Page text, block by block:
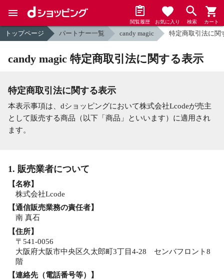
閲覧履歴 お気に入り 検索 カート
トップページ パートナー一覧 candy magic 特定商取引法に関
candy magic 特定商取引法に関する表示
特定商取引法に関する表示
本表示事項は、dショッピングにおいて株式会社Lcodeが売主
として販売する商品（以下「商品」といいます）に適用され
ます。
1. 販売業者について
【名称】
株式会社Lcode
【通信販売業務の責任者】
南 真石
【住所】
〒541-0056
大阪府大阪市中央区久太郎町3丁目4-28 センバフロント8
階
【連絡先（電話番号等）】